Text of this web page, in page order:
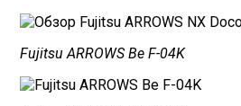
Fujitsu ARROWS Be F-04K